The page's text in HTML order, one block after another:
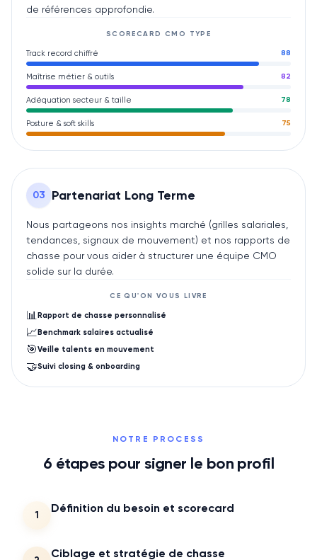
de références approfondie.
SCORECARD CMO TYPE
Track record chiffré 88
Maîtrise métier & outils 82
Adéquation secteur & taille 78
Posture & soft skills 75
03 Partenariat Long Terme
Nous partageons nos insights marché (grilles salariales,
tendances, signaux de mouvement) et nos rapports de
chasse pour vous aider à structurer une équipe CMO
solide sur la durée.
CE QU'ON VOUS LIVRE
📊 Rapport de chasse personnalisé
📈Benchmark salaires actualisé
🎯Veille talents en mouvement
🤝Suivi closing & onboarding
NOTRE PROCESS
6 étapes pour signer le bon profil
1
Définition du besoin et scorecard
Ciblage et stratégie de chasse